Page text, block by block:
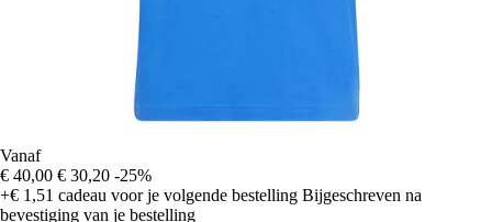
Vanaf
€ 40,00 € 30,20 -25%
+€ 1,51 cadeau voor je volgende bestelling Bijgeschreven na
bevestiging van je bestelling